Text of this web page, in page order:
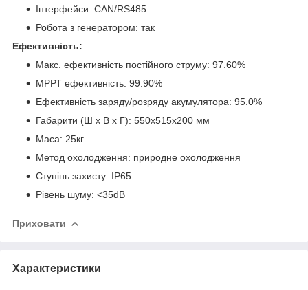
Інтерфейси: CAN/RS485
Робота з генератором: так
Ефективність:
Макс. ефективність постійного струму: 97.60%
МРРТ ефективність: 99.90%
Ефективність заряду/розряду акумулятора: 95.0%
Габарити (Ш х В х Г): 550х515х200 мм
Маса: 25кг
Метод охолодження: природне охолодження
Ступінь захисту: IP65
Рівень шуму: <35dB
Приховати
Характеристики